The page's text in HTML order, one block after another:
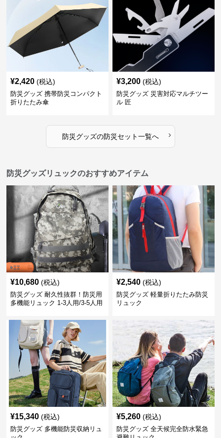
¥2,420 (税込)
防災グッズ 携帯防災コンパクト
折りたたみ傘
¥3,200 (税込)
防災グッズ 災害対応マルチツー
ル 匠
防災グッズの防災セット一覧へ ›
防災グッズリュックのおすすめアイテム
¥10,680 (税込)
防災グッズ 耐久性抜群！防災用
多機能リュック 1-3人用/3-5人用
¥2,540 (税込)
防災グッズ 軽量折りたたみ防災
リュック
¥15,340 (税込)
防災グッズ 多機能防災収納リュ
¥5,260 (税込)
防災グッズ 全天候完全防水緊急